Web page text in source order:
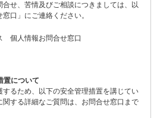
せ、苦情及びご相談につきましては、以
口」にご連絡ください。
個人情報お問合せ窓口
置について
るため、以下の安全管理措置を講じてい
関する詳細なご質問は、お問合せ窓口まで